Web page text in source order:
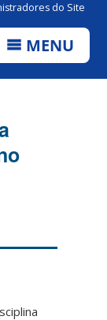
do Site
MENU